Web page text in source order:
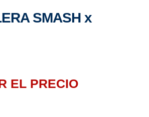
SMASH x
EL PRECIO